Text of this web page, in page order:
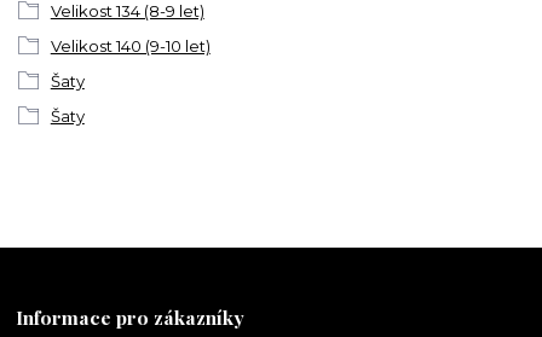
Velikost 134 (8-9 let)
Velikost 140 (9-10 let)
Šaty
Šaty
Informace pro zákazníky